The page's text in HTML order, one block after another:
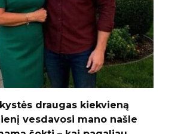
draugas kiekvieną
vesdavosi mano našle